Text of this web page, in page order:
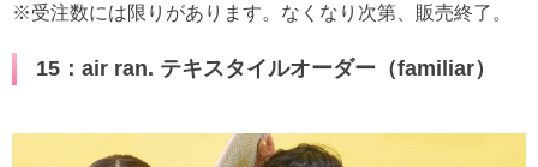
※受注数には限りがあります。なくなり次第、販売終了。
15：air ran. テキスタイルオーダー（familiar）